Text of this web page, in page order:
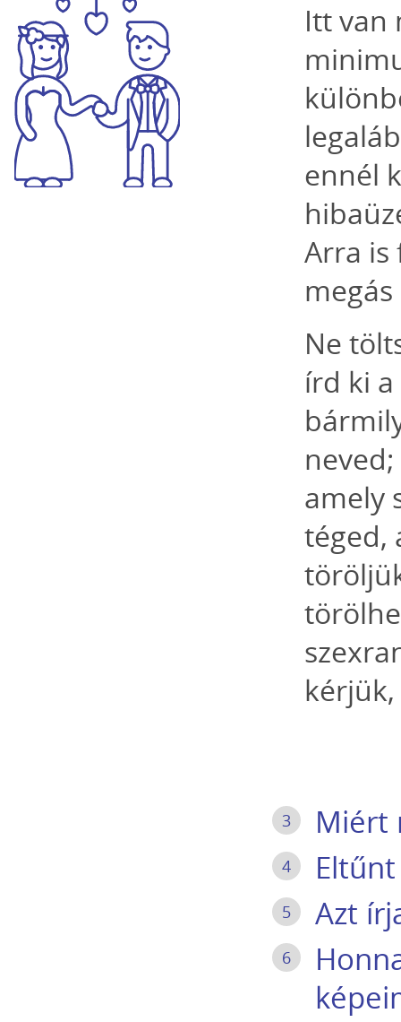
Itt van
ennél
Arra is
Ne
írd ki
amely
téged,
3 Miért
4
5 Azt
6